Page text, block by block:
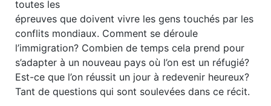
toutes les
épreuves que doivent vivre les gens touchés par les
conflits mondiaux. Comment se déroule
l’immigration? Combien de temps cela prend pour
s’adapter à un nouveau pays où l’on est un réfugié?
Est-ce que l’on réussit un jour à redevenir heureux?
Tant de questions qui sont soulevées dans ce récit.